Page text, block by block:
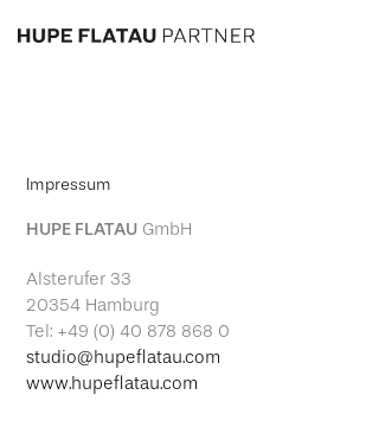
Impressum
HUPE FLATAU GmbH
Alsterufer 33
20354 Hamburg
Tel: +49 (0) 40 878 868 0
studio@hupeflatau.com
www.hupeflatau.com